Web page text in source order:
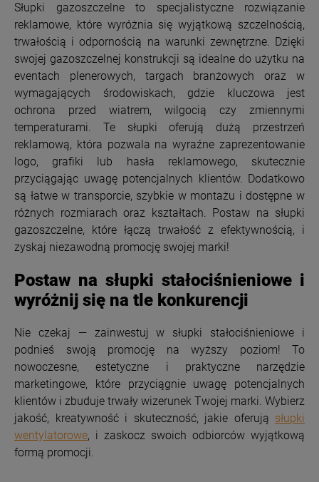
Słupki gazoszczelne to specjalistyczne rozwiązanie
reklamowe, które wyróżnia się wyjątkową szczelnością,
trwałością i odpornością na warunki zewnętrzne. Dzięki
swojej gazoszczelnej konstrukcji są idealne do użytku na
eventach plenerowych, targach branżowych oraz w
wymagających środowiskach, gdzie kluczowa jest
ochrona przed wiatrem, wilgocią czy zmiennymi
temperaturami. Te słupki oferują dużą przestrzeń
reklamową, która pozwala na wyraźne zaprezentowanie
logo, grafiki lub hasła reklamowego, skutecznie
przyciągając uwagę potencjalnych klientów. Dodatkowo
są łatwe w transporcie, szybkie w montażu i dostępne w
różnych rozmiarach oraz kształtach. Postaw na słupki
gazoszczelne, które łączą trwałość z efektywnością, i
zyskaj niezawodną promocję swojej marki!
Postaw na słupki stałociśnieniowe i
wyróżnij się na tle konkurencji
Nie czekaj — zainwestuj w słupki stałociśnieniowe i
podnieś swoją promocję na wyższy poziom! To
nowoczesne, estetyczne i praktyczne narzędzie
marketingowe, które przyciągnie uwagę potencjalnych
klientów i zbuduje trwały wizerunek Twojej marki. Wybierz
jakość, kreatywność i skuteczność, jakie oferują słupki
wentylatorowe, i zaskocz swoich odbiorców wyjątkową
formą promocji.